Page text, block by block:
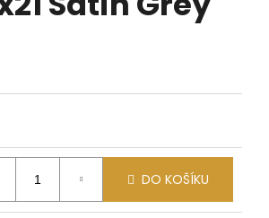
DO KOŠÍKU
Následující